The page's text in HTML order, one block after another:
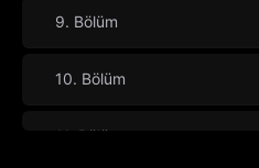
9. Bölüm
10. Bölüm
11. Bölüm